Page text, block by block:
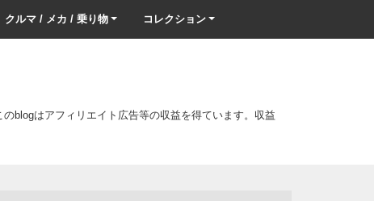
クルマ / メカ / 乗り物 コレクション
はアフィリエイト広告等の収益を得ています。収益